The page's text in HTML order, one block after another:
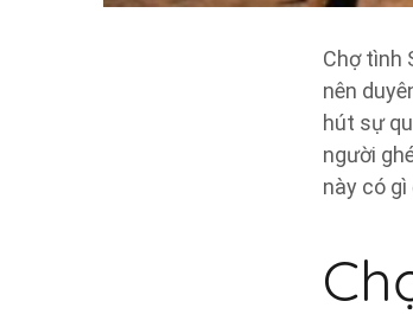
Chợ tình
nên
hút sự
người
này có